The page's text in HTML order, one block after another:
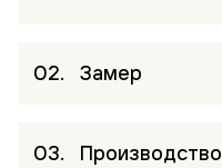
Замер
Производство